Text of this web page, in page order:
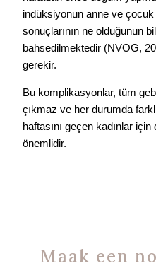
indüksiyonun anne ve çocuk
sonuçlarının ne olduğunun
bahsedilmektedir (NVOG,
gerekir.
Bu komplikasyonlar, tüm
çıkmaz ve her durumda
haftasını geçen kadınlar
önemlidir.
Maak een